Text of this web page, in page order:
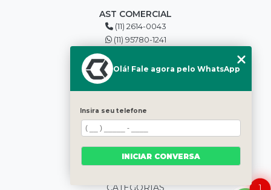
AST COMERCIAL
(11) 2614-0043
(11) 95780-1241
edilson@asttools.com.br
SIGA-NOS
MENU
HOME
QUEM SOMOS
BLOG
PRODUTOS
CATEGORIAS
1
Olá! Fale agora pelo WhatsApp
Insira seu telefone
INICIAR CONVERSA